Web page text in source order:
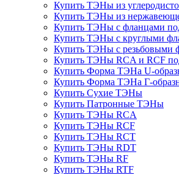
Купить ТЭНы из
Купить ТЭНы из
Купить ТЭНы с фланцами
Купить ТЭНы с круглыми
Купить ТЭНы с резьбовыми
Купить ТЭНы RCA и RCF
Купить Форма ТЭНа U-
Купить Форма ТЭНа Г-
Купить Сухие ТЭНы
Купить Патронные ТЭНы
Купить ТЭНы RCA
Купить ТЭНы RCF
Купить ТЭНы RCT
Купить ТЭНы RDT
Купить ТЭНы RF
Купить ТЭНы RTF